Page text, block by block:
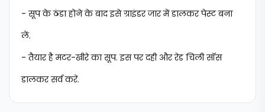
- सूप के ठंडा होने के बाद इसे ग्राइंडर जार में डालकर पेस्ट बना
लें.
- तैयार है मटर-खीरे का सूप. इस पर दही और रेड चिली सॉस
डालकर सर्व करें.